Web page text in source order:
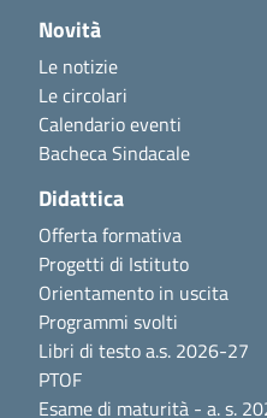
Novità
Le notizie
Le circolari
Calendario eventi
Bacheca Sindacale
Didattica
Offerta formativa
Progetti di Istituto
Orientamento in uscita
Programmi svolti
Libri di testo a.s. 2026-27
PTOF
Esame di maturità - a. s.